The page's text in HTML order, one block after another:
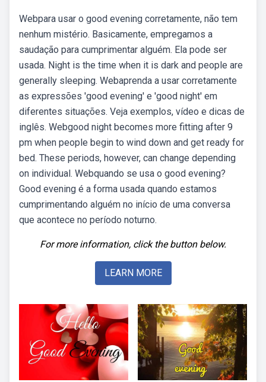
Webpara usar o good evening corretamente, não tem
nenhum mistério. Basicamente, empregamos a
saudação para cumprimentar alguém. Ela pode ser
usada. Night is the time when it is dark and people are
generally sleeping. Webaprenda a usar corretamente
as expressões 'good evening' e 'good night' em
diferentes situações. Veja exemplos, vídeo e dicas de
inglês. Webgood night becomes more fitting after 9
pm when people begin to wind down and get ready for
bed. These periods, however, can change depending
on individual. Webquando se usa o good evening?
Good evening é a forma usada quando estamos
cumprimentando alguém no início de uma conversa
que acontece no período noturno.
For more information, click the button below.
LEARN MORE